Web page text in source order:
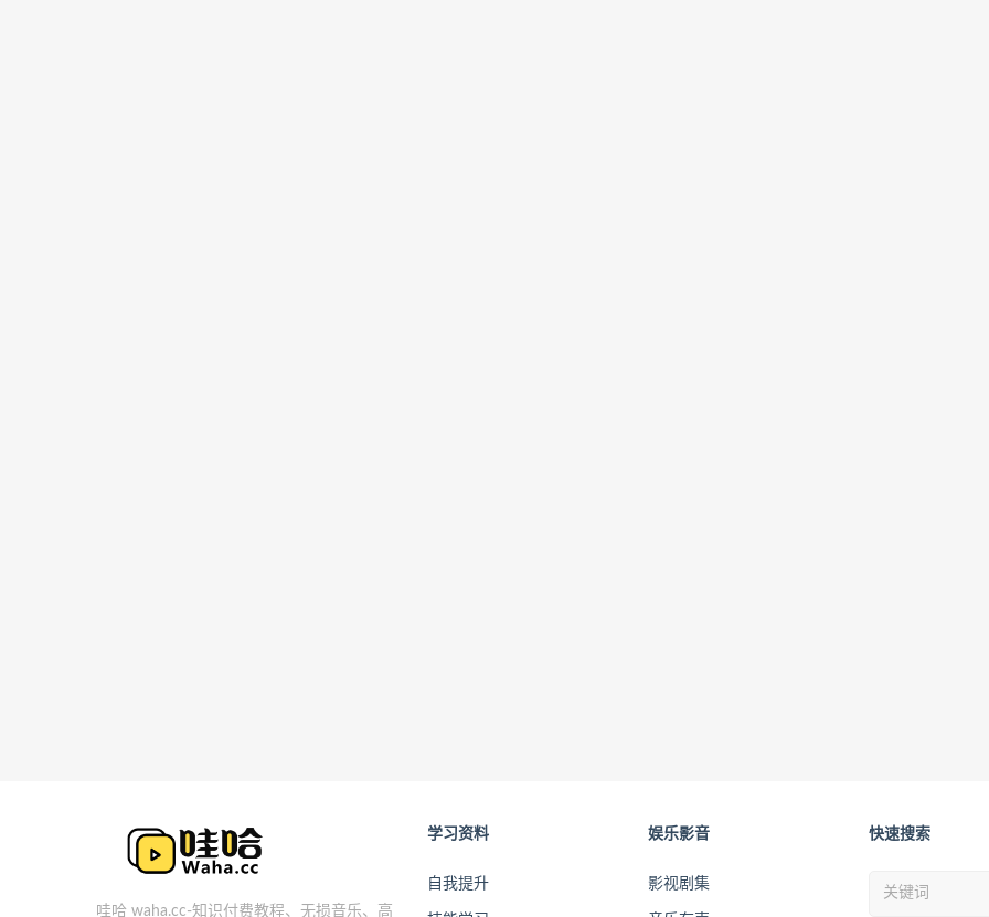
哇哈 waha.cc-知识付费教程、无损音乐、高
学习资料
自我提升
娱乐影音
影视剧集
快速搜索